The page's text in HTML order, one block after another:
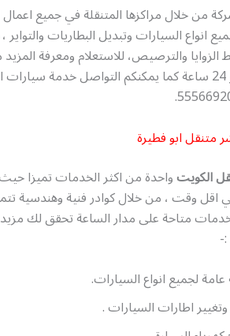
من خلال مراكزها المتنقلة في جميع اعمال
انواع السيارات وتبديل البطاريات
الزوايا والترصيص، للاستعلام ومعرفة
متنقل ابو فطيرة
الكويتواحدة من اكثر الخدمات تميزا
اقل وقت ، من خلال كوادر فنية وهندسية
خدمات متاحة على مدار الساعة تحقق لك
لجميع انواع السيارات.
اطارات السيارات .